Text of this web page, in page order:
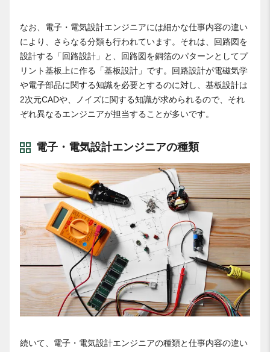
なお、電子・電気設計エンジニアには細かな仕事内容の違い
により、さらなる分類も行われています。それは、回路図を
設計する「回路設計」と、回路図を銅箔のパターンとしてプ
リント基板上に作る「基板設計」です。回路設計が電磁気学
や電子部品に関する知識を必要とするのに対し、基板設計は
2次元CADや、ノイズに関する知識が求められるので、それ
ぞれ異なるエンジニアが担当することが多いです。
電子・電気設計エンジニアの種類
続いて、電子・電気設計エンジニアの種類と仕事内容の違い